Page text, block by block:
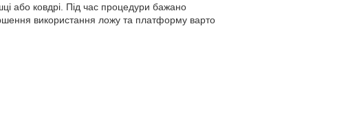
або ковдрі. Під час процедури бажано
використання ложу та платформу варто